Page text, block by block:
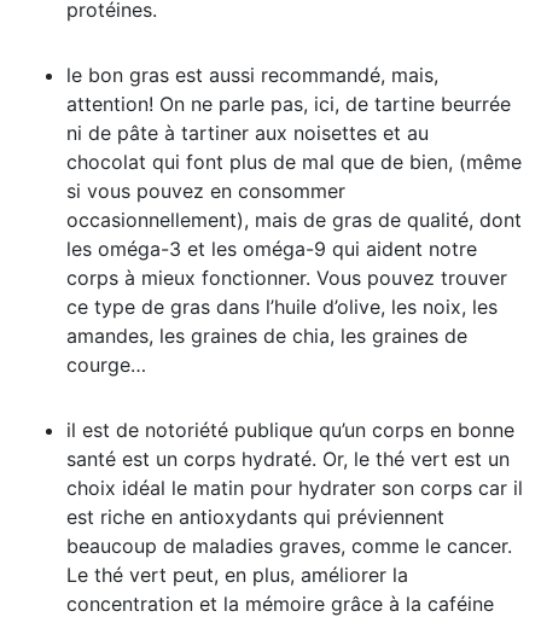
protéines.
le bon gras est aussi recommandé, mais,
attention! On ne parle pas, ici, de tartine beurrée
ni de pâte à tartiner aux noisettes et au
chocolat qui font plus de mal que de bien, (même
si vous pouvez en consommer
occasionnellement), mais de gras de qualité, dont
les oméga-3 et les oméga-9 qui aident notre
corps à mieux fonctionner. Vous pouvez trouver
ce type de gras dans l’huile d’olive, les noix, les
amandes, les graines de chia, les graines de
courge…
il est de notoriété publique qu’un corps en bonne
santé est un corps hydraté. Or, le thé vert est un
choix idéal le matin pour hydrater son corps car il
est riche en antioxydants qui préviennent
beaucoup de maladies graves, comme le cancer.
Le thé vert peut, en plus, améliorer la
concentration et la mémoire grâce à la caféine